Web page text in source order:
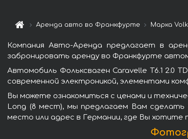
Аренда авто во Франкфурте Марка
Компания Авто-Аренда предлагает в
забронировать аренду во Франкфурте
Автомобиль Фольксваген Caravelle T6.1 2.0
современной электроникой, элементами
Вы можете ознакомиться с ценами и
Long (8 мест), мы предлагаем Вам сделать
место или адрес в Германии, где Вы